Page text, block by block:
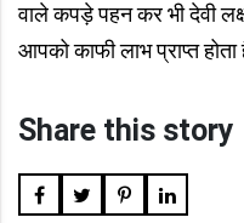
वाले कपड़े पहन कर भी देवी
आपको काफी लाभ प्राप्त होता
Share this story